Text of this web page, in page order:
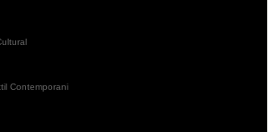
Contemporani